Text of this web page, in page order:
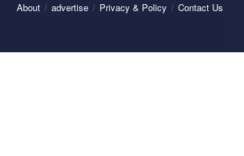
About advertise Privacy & Policy Contact Us